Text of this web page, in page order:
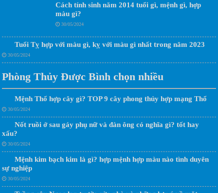
Cách tính sinh năm 2014 tuổi gì, mệnh gì, hợp
màu gì?
30/05/2024
Tuổi Tỵ hợp với màu gì, kỵ với màu gì nhất trong năm 2023
30/05/2024
Phòng Thủy Được Bình chọn nhiều
Mệnh Thổ hợp cây gì? TOP 9 cây phong thủy hợp mạng Thổ
30/05/2024
Nốt ruồi ở sau gáy phụ nữ và đàn ông có nghĩa gì? tốt hay
xấu?
30/05/2024
Mệnh kim bạch kim là gì? hợp mệnh hợp màu nào tình duyên
sự nghiệp
30/05/2024